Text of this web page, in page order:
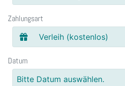
Zahlungsart
Verleih (kostenlos)
Datum
Bitte Datum auswählen.